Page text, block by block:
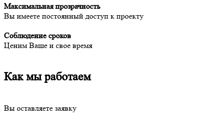
Максимальная прозрачность
Вы имеете постоянный доступ к проекту
Соблюдение сроков
Ценим Ваше и свое время
Как мы работаем
Вы оставляете заявку